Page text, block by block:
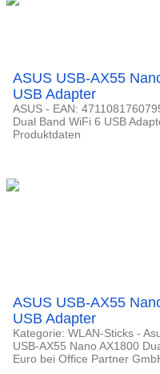
ASUS USB-AX55
USB Adapter
ASUS - EAN:
Dual Band WiFi 6 USB
Produktdaten
ASUS USB-AX55
USB Adapter
Kategorie: WLAN-Sticks -
USB-AX55 Nano AX1800
Euro bei Office Partner